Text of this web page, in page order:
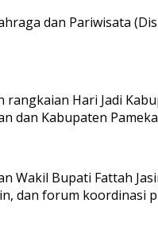
dan Pariwisata
Hari Jadi
dan Kabupaten
Wakil Bupati Fattah
dan forum